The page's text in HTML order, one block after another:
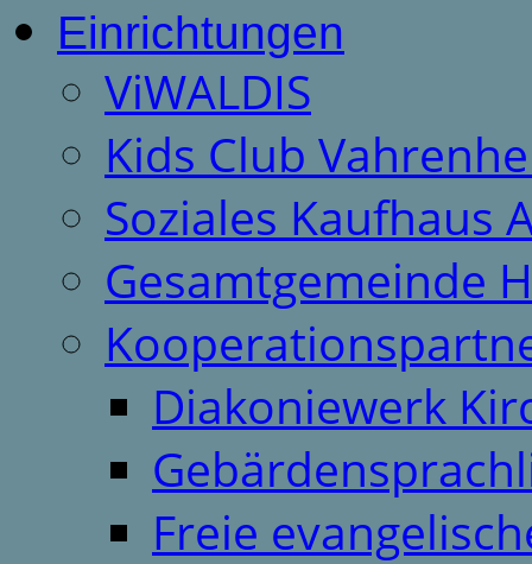
Einrichtungen
ViWALDIS
Kids Club
Soziales Kaufhaus
Gesamtgemeinde
Diakoniewerk
Freie